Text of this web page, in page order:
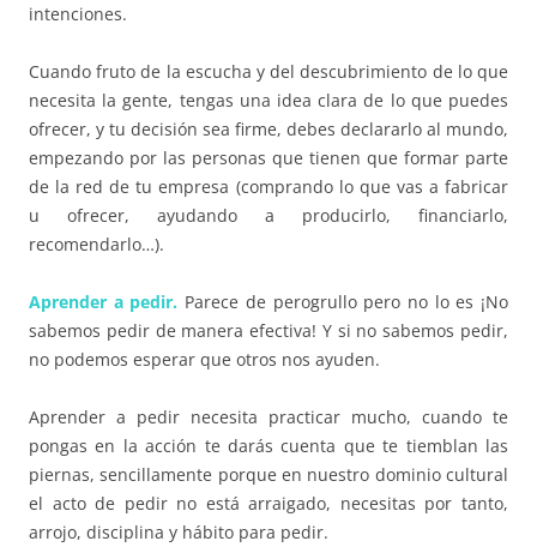
intenciones.
Cuando fruto de la escucha y del descubrimiento de lo que
necesita la gente, tengas una idea clara de lo que puedes
ofrecer, y tu decisión sea firme, debes declararlo al mundo,
empezando por las personas que tienen que formar parte
de la red de tu empresa (comprando lo que vas a fabricar
u ofrecer, ayudando a producirlo, financiarlo,
recomendarlo…).
Aprender a pedir. Parece de perogrullopero no lo es ¡No
sabemos pedir de manera efectiva! Y si no sabemos pedir,
no podemos esperar que otros nos ayuden.
Aprender a pedir necesita practicar mucho, cuando te
pongas en la acción te darás cuenta que te tiemblan las
piernas, sencillamente porque en nuestro dominio cultural
el acto de pedir no está arraigado, necesitas por tanto,
arrojo, disciplina y hábito para pedir.